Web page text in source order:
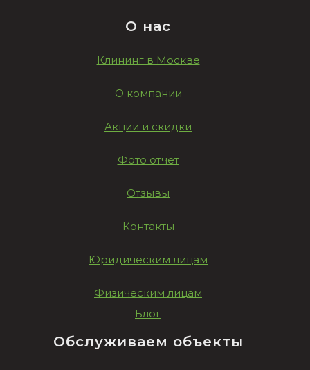
Обслуживаем объекты
О нас
Клининг в Москве
О компании
Акции и скидки
Фото отчет
Отзывы
Контакты
Юридическим лицам
Физическим лицам
Блог